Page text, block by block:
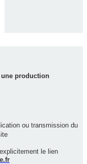
production
ou transmission du
le lien